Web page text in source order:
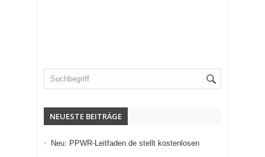
NEUESTE BEITRÄGE
Neu: PPWR-Leitfaden.de stellt kostenlosen